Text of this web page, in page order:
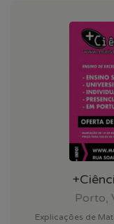
Porto,
Explicações de